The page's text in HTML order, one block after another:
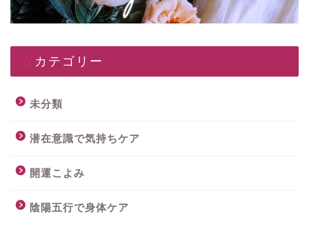
☆カテゴリー
未分類
潜在意識で気持ちケア
開運こよみ
陰陽五行で身体ケア